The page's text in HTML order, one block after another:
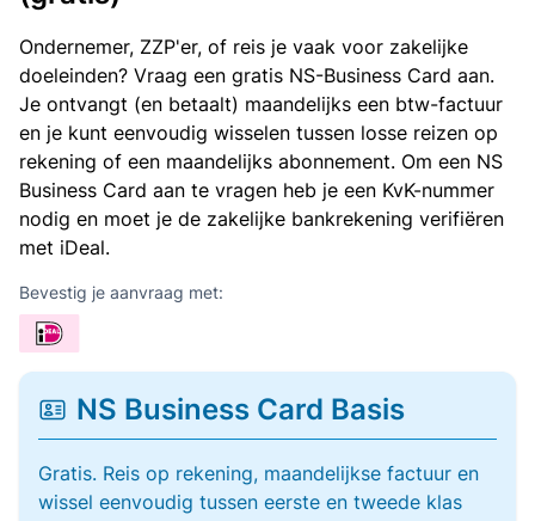
Ondernemer, ZZP'er, of reis je vaak voor zakelijke
doeleinden? Vraag een gratis NS-Business Card aan.
Je ontvangt (en betaalt) maandelijks een btw-factuur
en je kunt eenvoudig wisselen tussen losse reizen op
rekening of een maandelijks abonnement. Om een NS
Business Card aan te vragen heb je een KvK-nummer
nodig en moet je de zakelijke bankrekening verifiëren
met iDeal.
Bevestig je aanvraag met:
NS Business Card Basis
Gratis. Reis op rekening, maandelijkse factuur en
wissel eenvoudig tussen eerste en tweede klas